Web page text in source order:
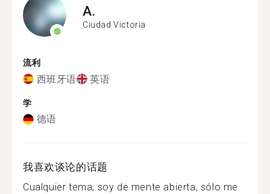
A.
Ciudad Victoria
流利
西班牙语 英语
学
德语
我喜欢谈论的话题
Cualquier tema, soy de mente abierta, sólo me